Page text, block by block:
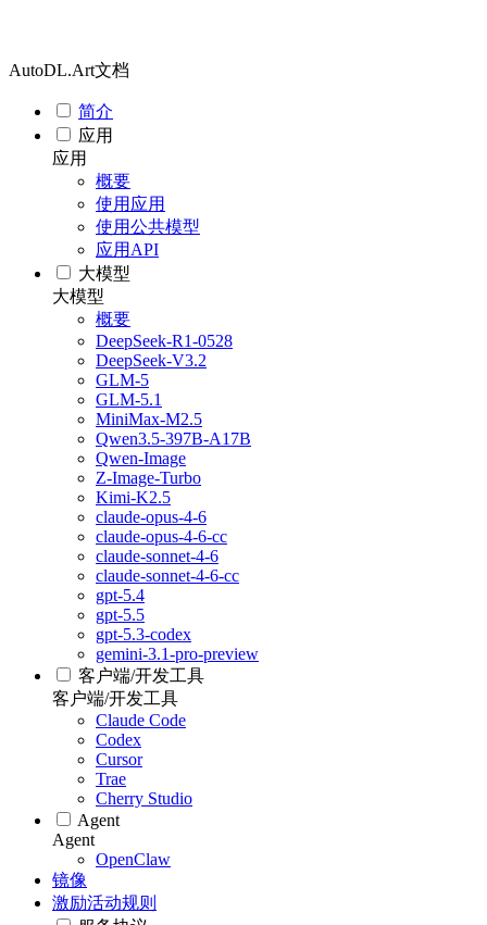
AutoDL.Art文档
简介
应用
应用
概要
使用应用
使用公共模型
应用API
大模型
大模型
概要
DeepSeek-R1-0528
DeepSeek-V3.2
GLM-5
GLM-5.1
MiniMax-M2.5
Qwen3.5-397B-A17B
Qwen-Image
Z-Image-Turbo
Kimi-K2.5
claude-opus-4-6
claude-opus-4-6-cc
claude-sonnet-4-6
claude-sonnet-4-6-cc
gpt-5.4
gpt-5.5
gpt-5.3-codex
gemini-3.1-pro-preview
客户端/开发工具
客户端/开发工具
Claude Code
Codex
Cursor
Trae
Cherry Studio
Agent
Agent
OpenClaw
镜像
激励活动规则